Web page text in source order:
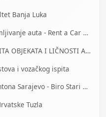
Banja Luka
Car Rental - Mietwagen - Iznajmljivanje auta - Rent a Car Bihać
DETEKTIVSKA AGENCIJA I ZAŠTITA OBJEKATA I LIČNOSTI ALFA DM Travnik
i vozačkog ispita
J.U. Služba za zapošljavanje Kantona Sarajevo - Biro Stari Grad
Tuzla